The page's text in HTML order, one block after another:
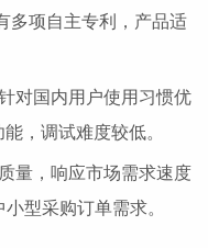
多项自主专利，产品适
国内用户使用习惯优
，调试难度较低。
，响应市场需求速度
型采购订单需求。